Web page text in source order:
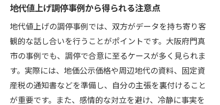
地代値上げ調停事例から得られる注意点
地代値上げの調停事例では、双方がデータを持ち寄り客
観的な話し合いを行うことがポイントです。大阪府門真
市の事例でも、調停で合意に至るケースが多く見られま
す。実際には、地価公示価格や周辺地代の資料、固定資
産税の通知書などを準備し、自分の主張を裏付けること
が重要です。また、感情的な対立を避け、冷静に事実を